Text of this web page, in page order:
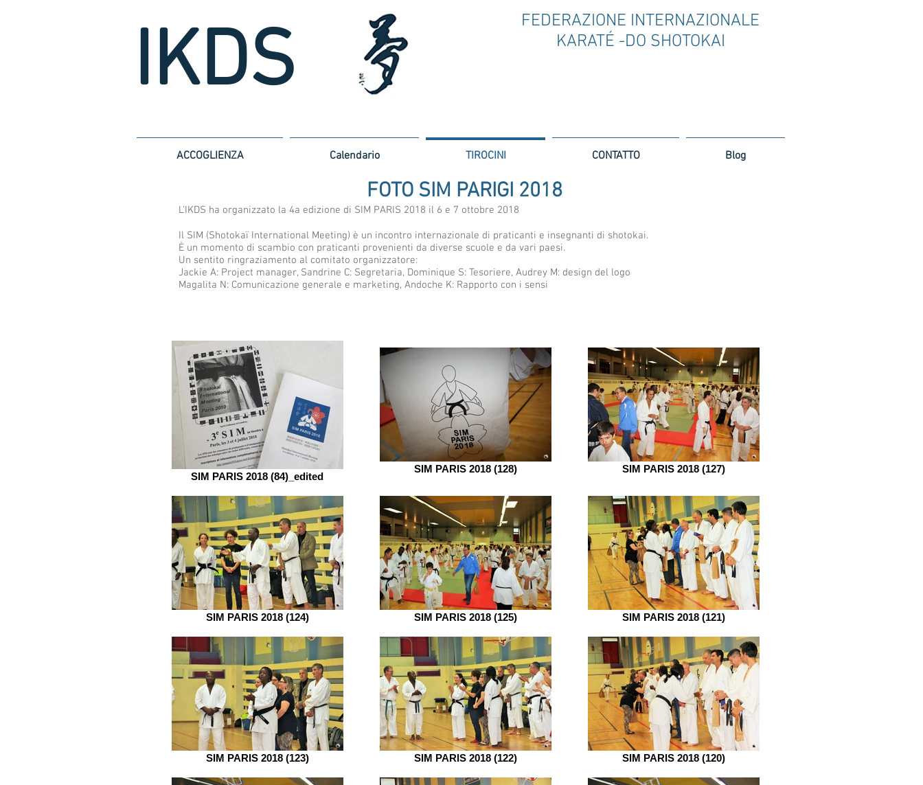
IKDS FEDERAZIONE INTERNAZIONALE
KARATÉ -DO SHOTOKAI
ACCOGLIENZA Calendario TIROCINI CONTATTO Blog
FOTO SIM PARIGI 2018
L'IKDS ha organizzato la 4a edizione di SIM PARIS 2018 il 6 e 7 ottobre 2018
Il SIM (Shotokaï International Meeting) è un incontro internazionale di praticanti e insegnanti di shotokai.
È un momento di scambio con praticanti provenienti da diverse scuole e da vari paesi.
Un sentito ringraziamento al comitato organizzatore:
Jackie A: Project manager, Sandrine C: Segretaria, Dominique S: Tesoriere, Audrey M: design del logo
Magalita N: Comunicazione generale e marketing, Andoche K: Rapporto con i sensi
SIM PARIS 2018 (84)_edited
SIM PARIS 2018 (128) SIM PARIS 2018 (127)
SIM PARIS 2018 (124) SIM PARIS 2018 (125) SIM PARIS 2018 (121)
SIM PARIS 2018 (123) SIM PARIS 2018 (122) SIM PARIS 2018 (120)